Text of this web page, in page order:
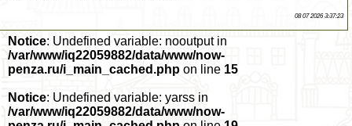
08 07 2026 3:37:23
Notice: Undefined variable: nooutput in
/var/www/iq22059882/data/www/now-
penza.ru/i_main_cached.php on line 15
Notice: Undefined variable: yarss in
/var/www/iq22059882/data/www/now-